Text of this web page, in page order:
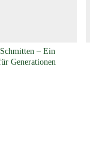
– Ein
Generationen